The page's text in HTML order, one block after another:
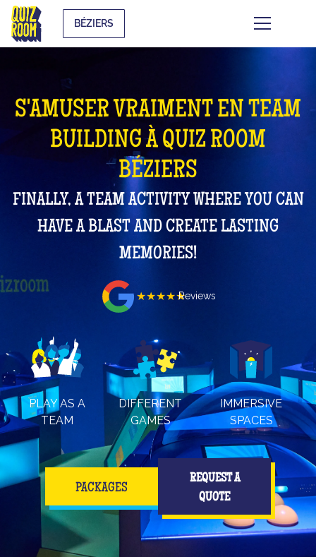
BÉZIERS
S'AMUSER VRAIMENT EN TEAM
BUILDING À QUIZ ROOM
BÉZIERS
FINALLY, A TEAM ACTIVITY WHERE YOU CAN
HAVE A BLAST AND CREATE LASTING
MEMORIES!
★★★★★Reviews
PLAY AS A
TEAM
DIFFERENT
GAMES
IMMERSIVE
SPACES
PACKAGES
REQUEST A
QUOTE